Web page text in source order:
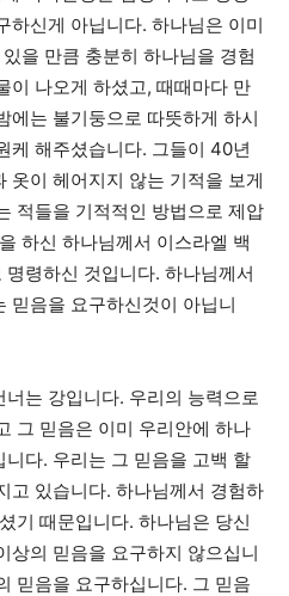
하신게 아닙니다. 하나님은 이미
을 만큼 충분히 하나님을 경험
이 나오게 하셨고, 때때마다 만
에는 불기둥으로 따뜻하게 하시
케 해주셨습니다. 그들이 40년
옷이 헤어지지 않는 기적을 보게
적들을 기적적인 방법으로 제압
하신 하나님께서 이스라엘 백
령하신 것입니다. 하나님께서
믿음을 요구하신것이 아닙니
는 강입니다. 우리의 능력으로
그 믿음은 이미 우리안에 하나
다. 우리는 그 믿음을 고백 할
고 있습니다. 하나님께서 경험하
기 때문입니다. 하나님은 당신
상의 믿음을 요구하지 않으십니
믿음을 요구하십니다. 그 믿음